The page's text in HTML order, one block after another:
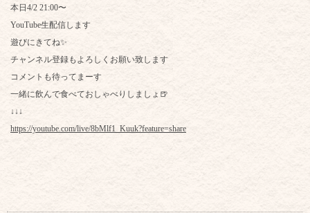
本日4/2 21:00〜
YouTube生配信します
遊びにきてね✨
チャンネル登録もよろしくお願い致します
コメントも待ってまーす
一緒に飲んで食べておしゃべりしましょ🍺
↓↓↓
https://youtube.com/live/8bMlf1_Kuuk?feature=share